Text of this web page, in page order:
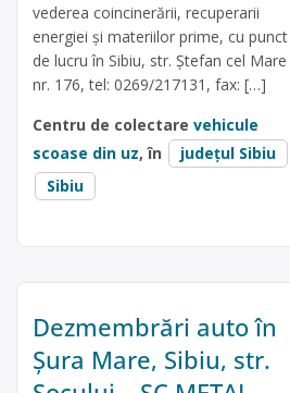
vederea coincinerării, recuperarii
energiei și materiilor prime, cu punct
de lucru în Sibiu, str. Ştefan cel Mare
nr. 176, tel: 0269/217131, fax: […]
Centru de colectare vehicule
scoase din uz, în
județul Sibiu
Sibiu
Dezmembrări auto în
Șura Mare, Sibiu, str.